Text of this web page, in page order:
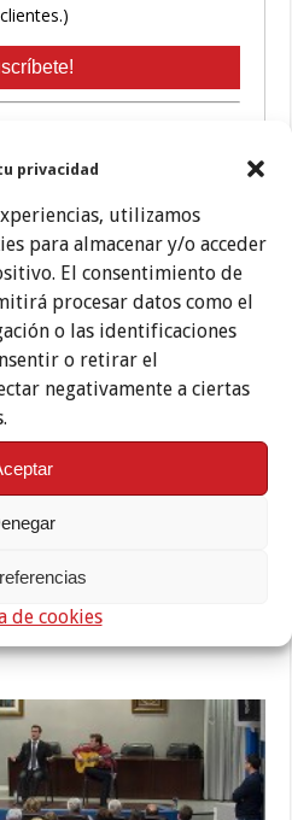
privacidad
utilizamos
para almacenar y/o acceder
El consentimiento de
procesar datos como el
o las identificaciones
o retirar el
negativamente a ciertas
de cookies
PREMIO AGUSTÍN GÓMEZ